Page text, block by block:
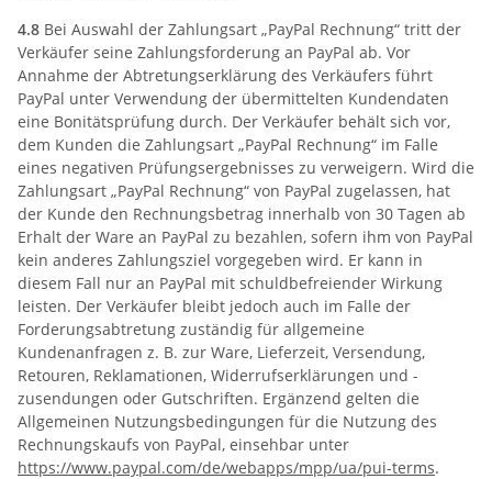
4.8 Bei Auswahl der Zahlungsart „PayPal Rechnung“ tritt der
Verkäufer seine Zahlungsforderung an PayPal ab. Vor
Annahme der Abtretungserklärung des Verkäufers führt
PayPal unter Verwendung der übermittelten Kundendaten
eine Bonitätsprüfung durch. Der Verkäufer behält sich vor,
dem Kunden die Zahlungsart „PayPal Rechnung“ im Falle
eines negativen Prüfungsergebnisses zu verweigern. Wird die
Zahlungsart „PayPal Rechnung“ von PayPal zugelassen, hat
der Kunde den Rechnungsbetrag innerhalb von 30 Tagen ab
Erhalt der Ware an PayPal zu bezahlen, sofern ihm von PayPal
kein anderes Zahlungsziel vorgegeben wird. Er kann in
diesem Fall nur an PayPal mit schuldbefreiender Wirkung
leisten. Der Verkäufer bleibt jedoch auch im Falle der
Forderungsabtretung zuständig für allgemeine
Kundenanfragen z. B. zur Ware, Lieferzeit, Versendung,
Retouren, Reklamationen, Widerrufserklärungen und -
zusendungen oder Gutschriften. Ergänzend gelten die
Allgemeinen Nutzungsbedingungen für die Nutzung des
Rechnungskaufs von PayPal, einsehbar unter
https://www.paypal.com/de/webapps/mpp/ua/pui-terms.